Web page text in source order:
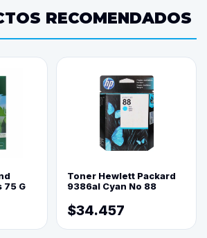
RECOMENDADOS
75 G
Toner Hewlett Packard
9386al Cyan No 88
$34.457